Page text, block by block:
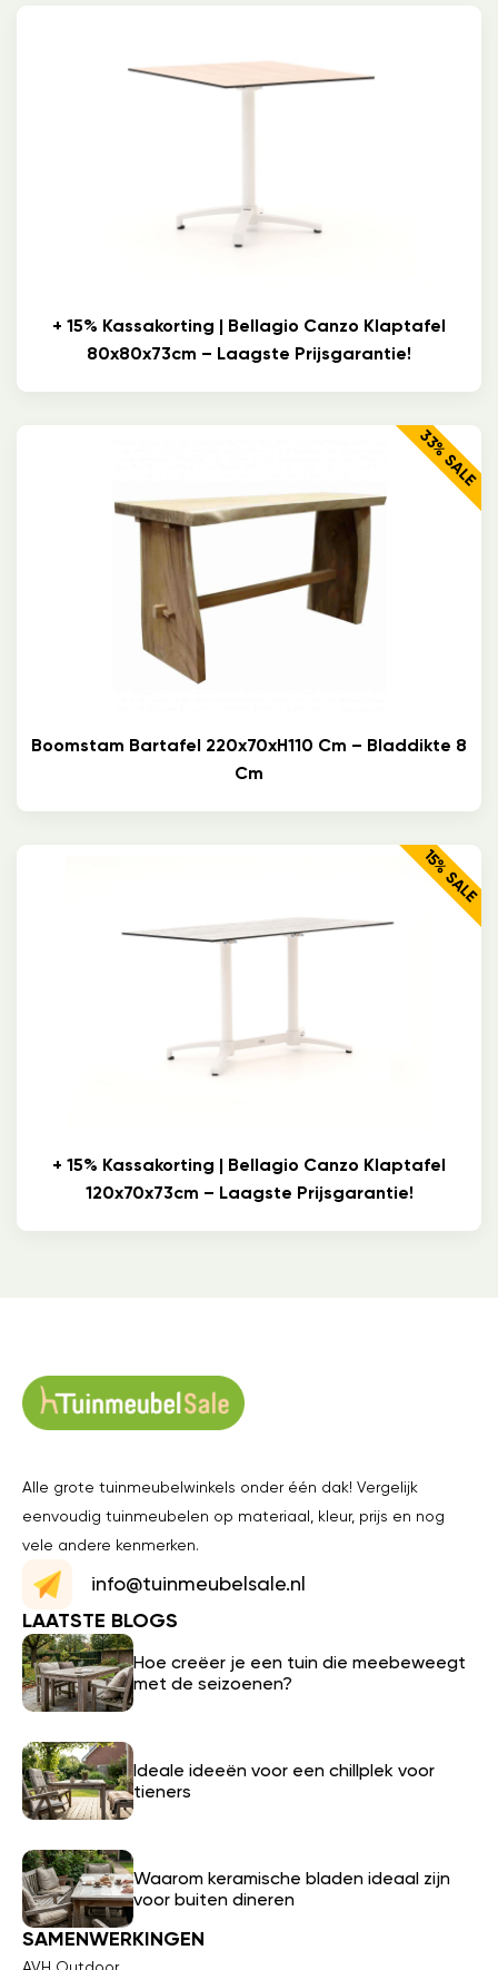
+ 15% Kassakorting | Bellagio Canzo Klaptafel
80x80x73cm – Laagste Prijsgarantie!
33% SALE
Boomstam Bartafel 220x70xH110 Cm – Bladdikte 8
Cm
15% SALE
+ 15% Kassakorting | Bellagio Canzo Klaptafel
120x70x73cm – Laagste Prijsgarantie!
Alle grote tuinmeubelwinkels onder één dak! Vergelijk
eenvoudig tuinmeubelen op materiaal, kleur, prijs en nog
vele andere kenmerken.
info@tuinmeubelsale.nl
LAATSTE BLOGS
Hoe creëer je een tuin die meebeweegt
met de seizoenen?
Ideale ideeën voor een chillplek voor
tieners
Waarom keramische bladen ideaal zijn
voor buiten dineren
SAMENWERKINGEN
AVH Outdoor